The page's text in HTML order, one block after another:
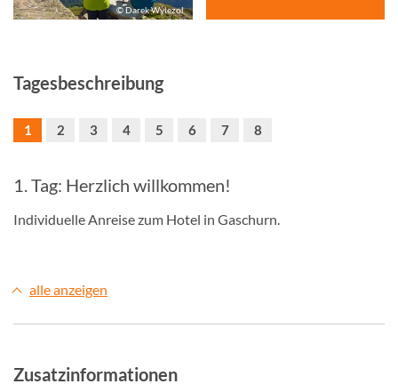
© Darek Wylezol
Tagesbeschreibung
1 2 3 4 5 6 7 8
1. Tag: Herzlich willkommen!
Individuelle Anreise zum Hotel in Gaschurn.
alle anzeigen
Zusatzinformationen